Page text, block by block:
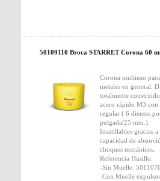
50109110 Broca STARRET Corona 60
Corona multiuso para
metales en general.
totalmente
acero rápido M3 con
regular ( 6 dientes
pulgada/25 mm.).
Inastillables gracias a
capacidad de
choques mecánicos.
Referencia Husillo:
-Sin Muelle:
-Con Muelle